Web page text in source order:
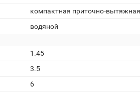
компактная приточно-вытяжная
водяной
1.45
3.5
6